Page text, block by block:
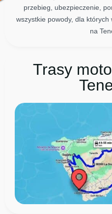
przebieg, ubezpieczenie,
wszystkie powody, dla
na
Trasy